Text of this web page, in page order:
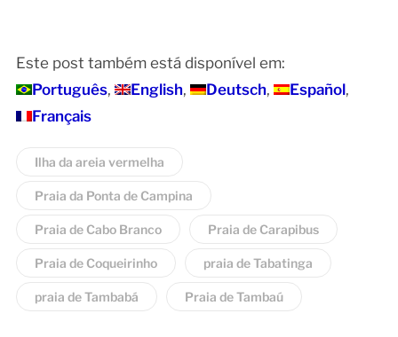
Este post também está disponível em:
Português
English Deutsch
Español
Français
Ilha da areia vermelha
Praia da Ponta de Campina
Praia de Cabo Branco Praia de Carapibus
Praia de Coqueirinho praia de Tabatinga
praia de Tambabá Praia de Tambaú